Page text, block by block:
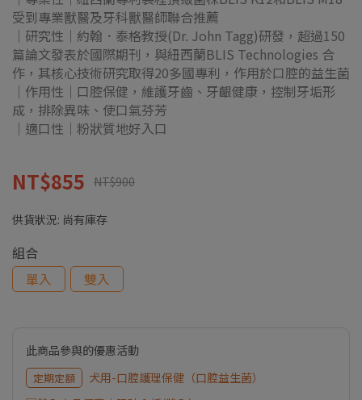
受到專業獸醫及牙科獸醫師聯合推薦
｜研究性｜約翰．泰格教授(Dr. John Tagg)研發，超過150
篇論文發表於國際期刊，與紐西蘭BLIS Technologies 合
作，其核心技術研究取得20多國專利，作用於口腔的益生菌
｜作用性｜口腔保健，維護牙齒、牙齦健康，控制牙垢形
成，排除異味、使口氣芬芳
｜適口性｜粉狀質地好入口
NT$855 NT$900
供貨狀況: 尚有庫存
組合
單入
雙入
此商品參與的優惠活動
定期定額
犬用-口腔護理保健（口腔益生菌）